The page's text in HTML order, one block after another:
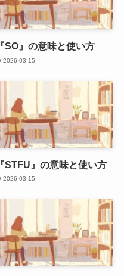
『SO』の意味と使い方
2026-03-15
『STFU』の意味と使い方
2026-03-15